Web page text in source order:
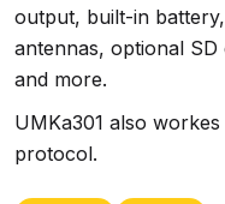
output, built-in
antennas, optional
and more.
UMKa301 also
protocol.